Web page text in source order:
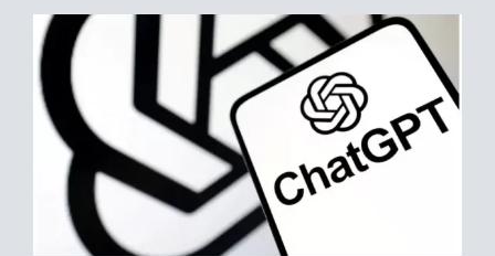
رياضة
اقتصاد
مقالات
موسيقى الشرق